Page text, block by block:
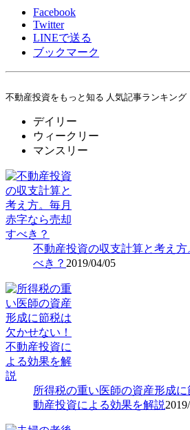
Facebook
Twitter
LINEで送る
ブックマーク
不動産投資をもっと知る 人気記事ランキング
デイリー
ウィークリー
マンスリー
不動産投資の収支計算と考え
べき？ 2019/04/05
所得税の重い医師の資産形成
動産投資による効果を解説